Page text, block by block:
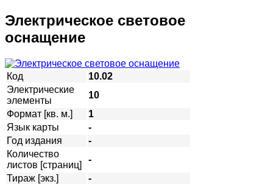
Электрическое световое
оснащение
Код
10.02
Электрические
элементы
10
Формат [кв. м.]
1
Язык карты
-
Год издания
-
Количество
листов [страниц]
-
Тираж [экз.]
-